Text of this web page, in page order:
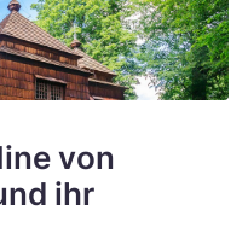
von
ihr